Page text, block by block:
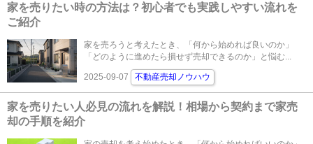
家を売りたい時の方法は？初心者でも実践しやすい流れを
ご紹介
家を売ろうと考えたとき、「何から始めれば良いのか」
「どのように進めたら損せず売却できるのか」と悩む...
2025-09-07 不動産売却ノウハウ
家を売りたい人必見の流れを解説！相場から契約まで家売
却の手順を紹介